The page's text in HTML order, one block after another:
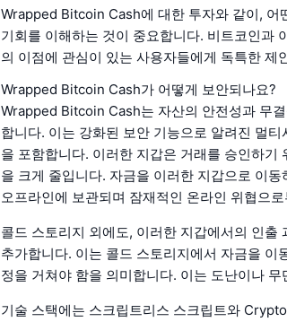
Wrapped Bitcoin Cash에 대한 투자와 같이, 어
기회를 이해하는 것이 중요합니다. 비트코인과
의 이점에 관심이 있는 사용자들에게 독특한 제
Wrapped Bitcoin Cash가 어떻게 보안되나요?
Wrapped Bitcoin Cash는 자산의 안전성과 무
합니다. 이는 강화된 보안 기능으로 알려진 멀
을 포함합니다. 이러한 지갑은 거래를 승인하기
을 크게 줄입니다. 자금을 이러한 지갑으로 이
오프라인에 보관되며 잠재적인 온라인 위협으
콜드 스토리지 외에도, 이러한 지갑에서의 인
추가합니다. 이는 콜드 스토리지에서 자금을
정을 거쳐야 함을 의미합니다. 이는 도난이나
기술 스택에는 스크립트리스 스크립트와